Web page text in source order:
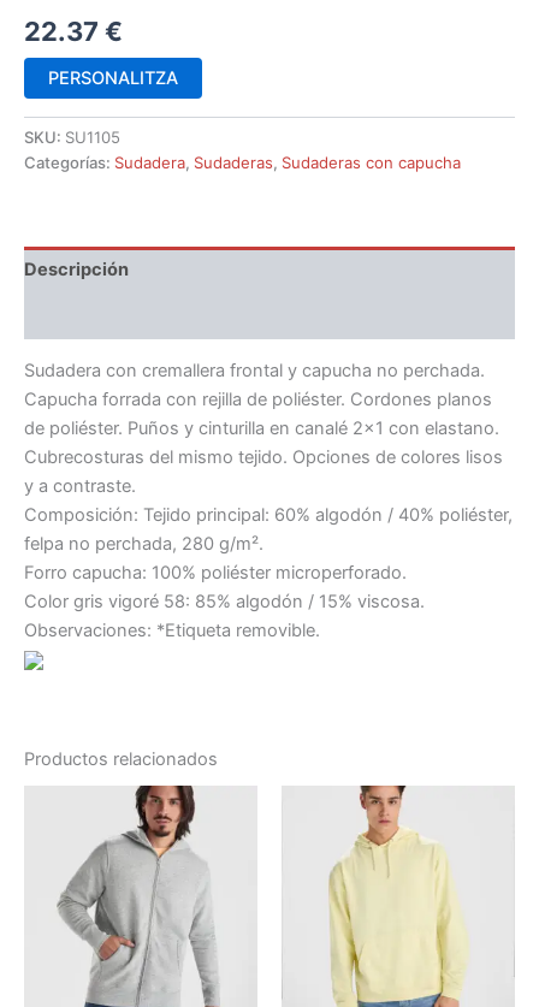
22.37 €
PERSONALITZA
SKU: SU1105
Categorías: Sudadera, Sudaderas, Sudaderas con capucha
Descripción
Sudadera con cremallera frontal y capucha no perchada.
Capucha forrada con rejilla de poliéster. Cordones planos
de poliéster. Puños y cinturilla en canalé 2×1 con elastano.
Cubrecosturas del mismo tejido. Opciones de colores lisos
y a contraste.
Composición: Tejido principal: 60% algodón / 40% poliéster,
felpa no perchada, 280 g/m².
Forro capucha: 100% poliéster microperforado.
Color gris vigoré 58: 85% algodón / 15% viscosa.
Observaciones: *Etiqueta removible.
Productos relacionados
Rango
de
precios:
desde
16.80 €
hasta
24.28 €
Este
producto
tiene
variantes.
Las
opciones